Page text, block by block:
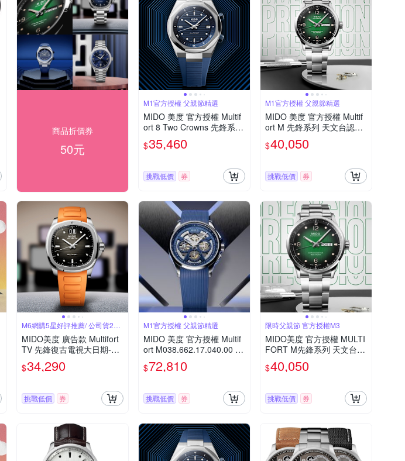
商品折價券
50元
M1官方授權 父親節精選
MIDO 美度 官方授權 Multif
ort 8 Two Crowns 先鋒系列
幾何八角機械錶 寵爸時刻
送禮推薦-藍 M0475071704
$35,460
挑戰低價 券
M1官方授權 父親節精選
MIDO 美度 官方授權 Multif
ort M 先鋒系列 天文台認證
機械錶 寵爸時刻 送禮推薦-
42mm M0384311109700
$40,050
挑戰低價 券
M6網購5星好評推薦/ 公司貨2年
保固
MIDO美度 廣告款 Multifort
TV 先鋒復古電視大日期-橘
膠帶40㎜ M6(M049526170
8100)
$34,290
挑戰低價 券
M1官方授權 父親節精選
MIDO 美度 官方授權 Multif
ort M038.662.17.040.00 鏤
空計時碼錶 機械錶 寵爸時
刻 送禮推薦-43mm M0386
$72,810
挑戰低價 券
限時父親節 官方授權M3
MIDO美度 官方授權 MULTI
FORT M先鋒系列 天文台認
證機械腕錶 父親節 禮物 推
薦 42mm/M038431110970
$40,050
挑戰低價 券